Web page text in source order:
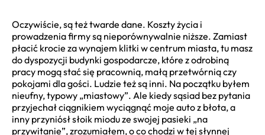
Oczywiście, są też twarde dane. Koszty życia i
prowadzenia firmy są nieporównywalnie niższe. Zamiast
płacić krocie za wynajem klitki w centrum miasta, tu masz
do dyspozycji budynki gospodarcze, które z odrobiną
pracy mogą stać się pracownią, małą przetwórnią czy
pokojami dla gości. Ludzie też są inni. Na początku byłem
nieufny, typowy „miastowy”. Ale kiedy sąsiad bez pytania
przyjechał ciągnikiem wyciągnąć moje auto z błota, a
inny przyniósł słoik miodu ze swojej pasieki „na
przywitanie”, zrozumiałem, o co chodzi w tej słynnej